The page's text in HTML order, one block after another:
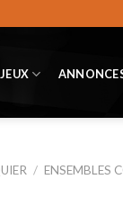
/ ENSEMBLES